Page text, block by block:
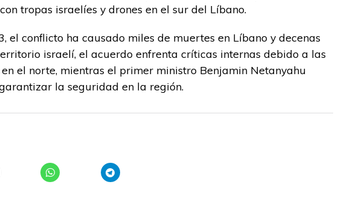
tropas israelíes y drones en el sur del Líbano.
el conflicto ha causado miles de muertes en Líbano y decenas
israelí, el acuerdo enfrenta críticas internas debido a las
el norte, mientras el primer ministro Benjamin Netanyahu
la seguridad en la región.